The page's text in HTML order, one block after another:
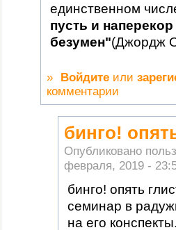
единственном
пусть и
безумен"(Джордж
» Войдите или
комментарии
бинго!
Опубликовано
февраля, 2019 -
бинго! опять
семинар в
на его